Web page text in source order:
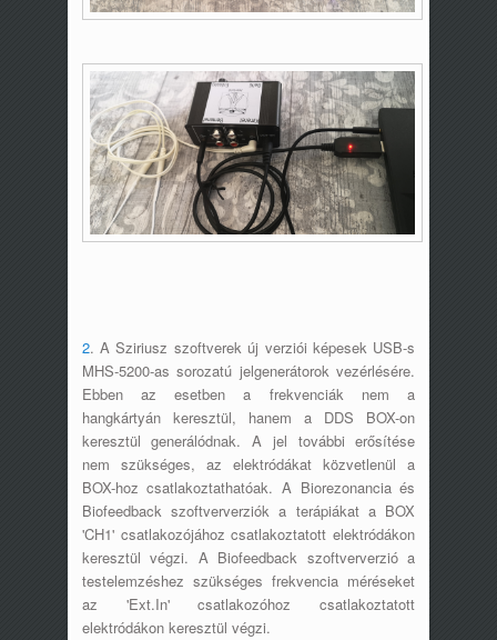
2. A Sziriusz szoftverek új verziói képesek USB-s
MHS-5200-as sorozatú jelgenerátorok vezérlésére.
Ebben az esetben a frekvenciák nem a
hangkártyán keresztül, hanem a DDS BOX-on
keresztül generálódnak. A jel további erősítése
nem szükséges, az elektródákat közvetlenül a
BOX-hoz csatlakoztathatóak. A Biorezonancia és
Biofeedback szoftververziók a terápiákat a BOX
'CH1' csatlakozójához csatlakoztatott elektródákon
keresztül végzi. A Biofeedback szoftververzió a
testelemzéshez szükséges frekvencia méréseket
az 'Ext.In' csatlakozóhoz csatlakoztatott
elektródákon keresztül végzi.